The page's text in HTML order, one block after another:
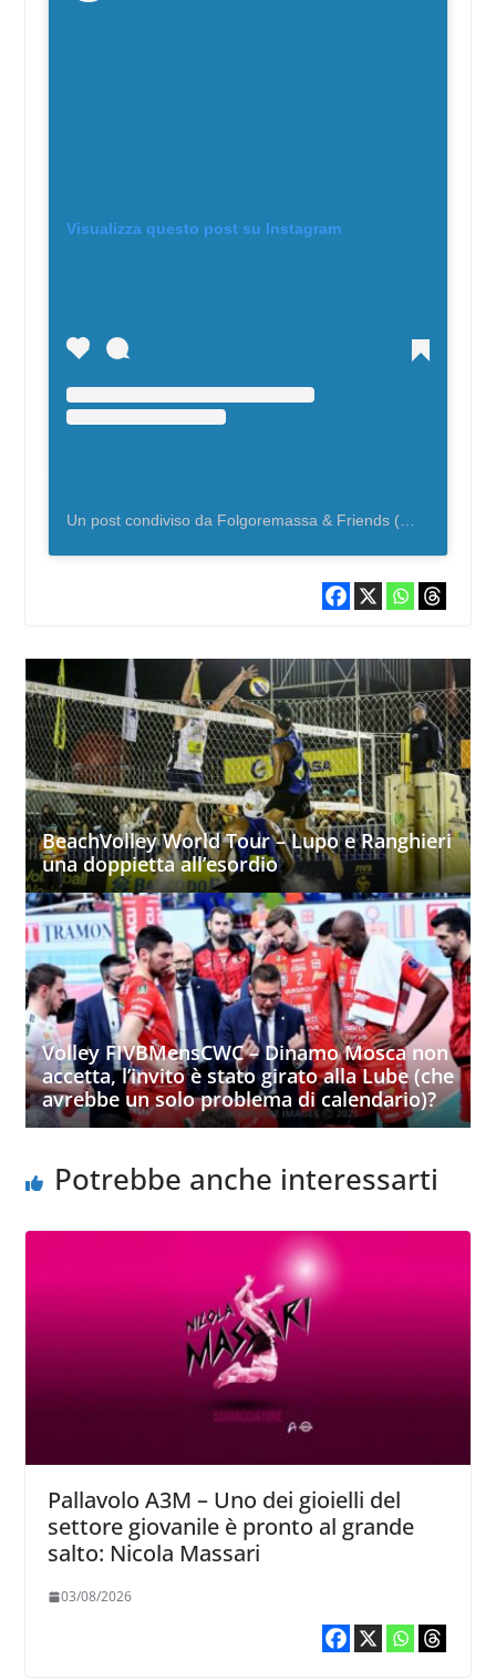
Visualizza questo post su Instagram
Un post condiviso da Folgoremassa & Friends (@folgoremassa)
BeachVolley World Tour – Lupo e Ranghieri
una doppietta all’esordio
Volley FIVBMensCWC – Dinamo Mosca non
accetta, l’invito è stato girato alla Lube (che
avrebbe un solo problema di calendario)?
Potrebbe anche interessarti
Pallavolo A3M – Uno dei gioielli del
settore giovanile è pronto al grande
salto: Nicola Massari
03/08/2026